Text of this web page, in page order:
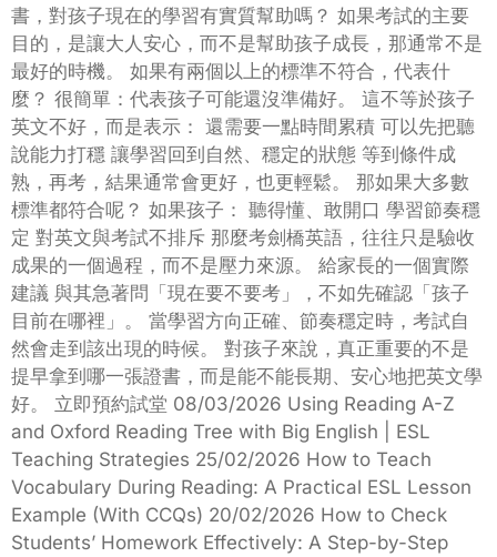
書，對孩子現在的學習有實質幫助嗎？ 如果考試的主要
目的，是讓大人安心，而不是幫助孩子成長，那通常不是
最好的時機。 如果有兩個以上的標準不符合，代表什
麼？ 很簡單：代表孩子可能還沒準備好。 這不等於孩子
英文不好，而是表示： 還需要一點時間累積 可以先把聽
說能力打穩 讓學習回到自然、穩定的狀態 等到條件成
熟，再考，結果通常會更好，也更輕鬆。 那如果大多數
標準都符合呢？ 如果孩子： 聽得懂、敢開口 學習節奏穩
定 對英文與考試不排斥 那麼考劍橋英語，往往只是驗收
成果的一個過程，而不是壓力來源。 給家長的一個實際
建議 與其急著問「現在要不要考」，不如先確認「孩子
目前在哪裡」。 當學習方向正確、節奏穩定時，考試自
然會走到該出現的時候。 對孩子來說，真正重要的不是
提早拿到哪一張證書，而是能不能長期、安心地把英文學
好。 立即預約試堂 08/03/2026 Using Reading A-Z
and Oxford Reading Tree with Big English | ESL
Teaching Strategies 25/02/2026 How to Teach
Vocabulary During Reading: A Practical ESL Lesson
Example (With CCQs) 20/02/2026 How to Check
Students’ Homework Effectively: A Step-by-Step